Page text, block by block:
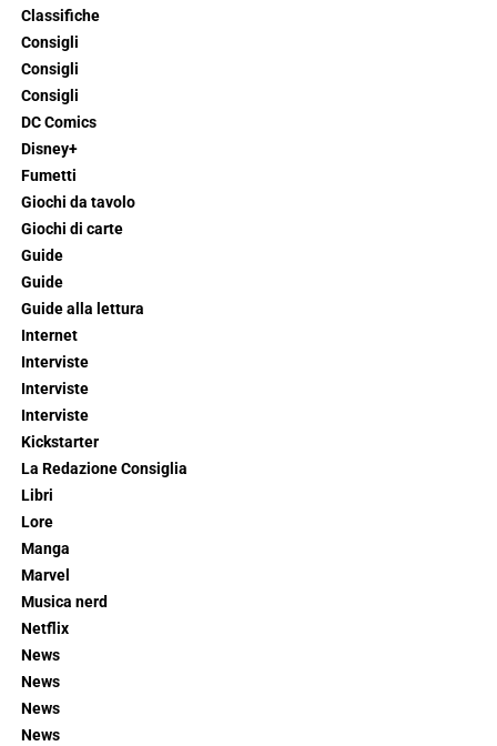
Classifiche
Consigli
Consigli
Consigli
DC Comics
Disney+
Fumetti
Giochi da tavolo
Giochi di carte
Guide
Guide
Guide alla lettura
Internet
Interviste
Interviste
Interviste
Kickstarter
La Redazione Consiglia
Libri
Lore
Manga
Marvel
Musica nerd
Netflix
News
News
News
News